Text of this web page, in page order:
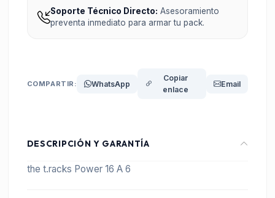
Soporte Técnico Directo: Asesoramiento
preventa inmediato para armar tu pack.
COMPARTIR: WhatsApp
Copiar
enlace
Email
DESCRIPCIÓN Y GARANTÍA
the t.racks Power 16 A 6